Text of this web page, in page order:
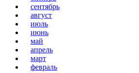
сентябрь
август
июль
июнь
май
апрель
март
февраль